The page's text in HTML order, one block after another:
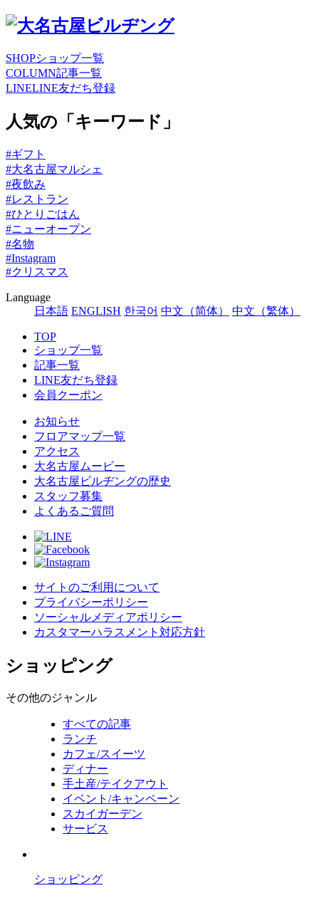
SHOPショップ一覧
COLUMN記事一覧
LINELINE友だち登録
人気の「キーワード」
#ギフト
#大名古屋マルシェ
#夜飲み
#レストラン
#ひとりごはん
#ニューオープン
#名物
#Instagram
#クリスマス
Language
日本語 ENGLISH 한국어 中文（简体） 中文（繁体）
TOP
ショップ一覧
記事一覧
LINE友だち登録
会員クーポン
お知らせ
フロアマップ一覧
アクセス
大名古屋ムービー
大名古屋ビルヂングの歴史
スタッフ募集
よくあるご質問
サイトのご利用について
プライバシーポリシー
ソーシャルメディアポリシー
カスタマーハラスメント対応方針
ショッピング
その他のジャンル
すべての記事
ランチ
カフェ/スイーツ
ディナー
手土産/テイクアウト
イベント/キャンペーン
スカイガーデン
サービス
ショッピング